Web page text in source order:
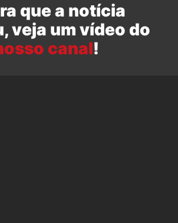
que a notícia
veja um vídeo do
canal!